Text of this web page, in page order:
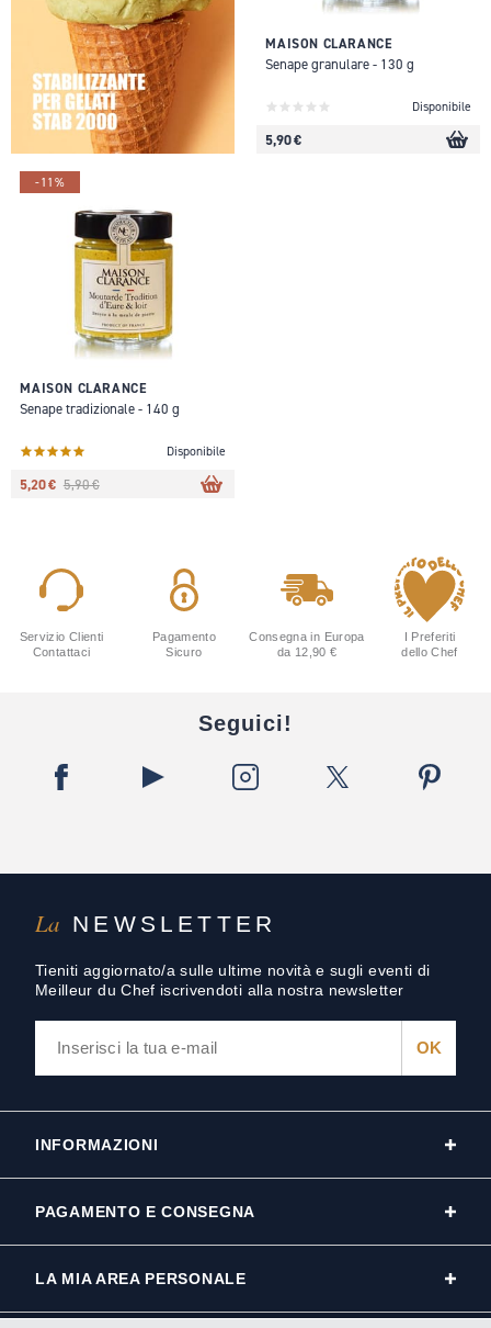
MAISON CLARANCE
Senape granulare - 130 g
Disponibile
5,90 €
-11%
MAISON CLARANCE
Senape tradizionale - 140 g
Disponibile
5,20 € 5,90 €
La NEWSLETTER
Tieniti aggiornato/a sulle ultime novità e sugli eventi di
Meilleur du Chef iscrivendoti alla nostra newsletter
Servizio Clienti
Contattaci
Pagamento
Sicuro
Consegna in Europa
da 12,90 €
I Preferiti
dello Chef
Seguici!
INFORMAZIONI
PAGAMENTO E CONSEGNA
LA MIA AREA PERSONALE